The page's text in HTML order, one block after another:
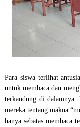
Para siswa terlihat
untuk membaca dan
terkandung di dalamnya.
mereka tentang makna
hanya sebatas membaca